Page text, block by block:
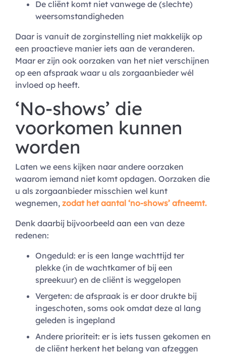
De cliënt komt niet vanwege de (slechte)
weersomstandigheden
Daar is vanuit de zorginstelling niet makkelijk op
een proactieve manier iets aan de veranderen.
Maar er zijn ook oorzaken van het niet verschijnen
op een afspraak waar u als zorgaanbieder wél
invloed op heeft.
‘No-shows’ die
voorkomen kunnen
worden
Laten we eens kijken naar andere oorzaken
waarom iemand niet komt opdagen. Oorzaken die
u als zorgaanbieder misschien wel kunt
wegnemen, zodat het aantal ‘no-shows’ afneemt.
Denk daarbij bijvoorbeeld aan een van deze
redenen:
Ongeduld: er is een lange wachttijd ter
plekke (in de wachtkamer of bij een
spreekuur) en de cliënt is weggelopen
Vergeten: de afspraak is er door drukte bij
ingeschoten, soms ook omdat deze al lang
geleden is ingepland
Andere prioriteit: er is iets tussen gekomen en
de cliënt herkent het belang van afzeggen